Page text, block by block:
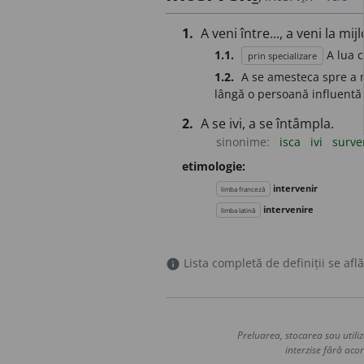
1. A veni între..., a veni la
1.1. prin specializare
A lua
1.2. A se amesteca spre
lângă o persoană influentă
2. A se ivi, a se întâmpla.
sinonime: isca ivi
etimologie:
limba franceză intervenir
limba latină intervenire
info Lista completă de definiții se
Preluarea, stocarea sau
interzise fără